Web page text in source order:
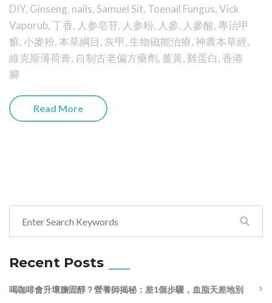
DIY, Ginseng, nails, Samuel Sit, Toenail Fungus,Vick
Vaporub,丁香, 人参皂苷, 人参粉, 人參, 人參酸,專治甲
癬,小麥粉, 本草綱目, 灰甲, 生物磁能治療,神農本草經,
維克斯薄荷膏, 自制古老偏方藥劑,薑黃, 雞蛋白, 香港
腳
Read More
Recent Posts
喝咖啡會升壞膽固醇？營養師揭秘：差1個步驟，血脂天差地別